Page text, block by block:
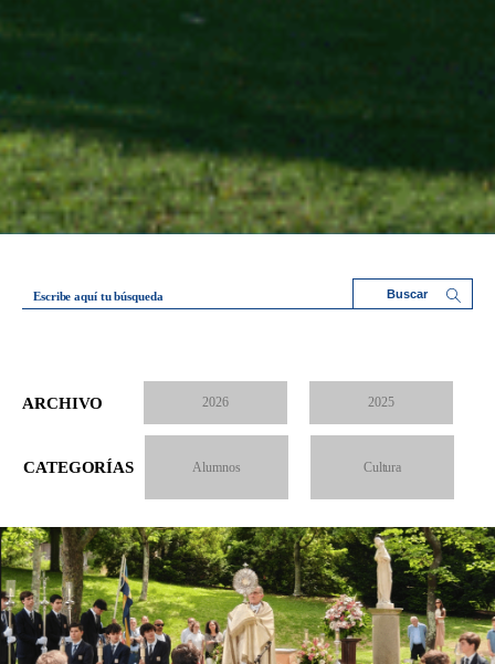
Escribe aquí tu búsqueda
ARCHIVO 2026 2025
CATEGORÍAS Alumnos Cultura